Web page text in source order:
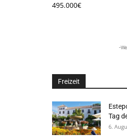
495.000€
-
Freizeit
Tag
6.